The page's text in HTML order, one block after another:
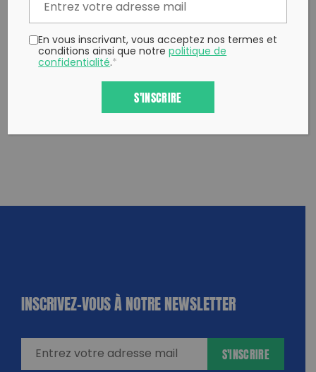
INSCRIVEZ-VOUS À NOTRE NEWSLETTER
S'INSCRIRE
En vous inscrivant, vous acceptez nos termes et
conditions ainsi que notrepolitique de
confidentialité.*
S'INSCRIRE